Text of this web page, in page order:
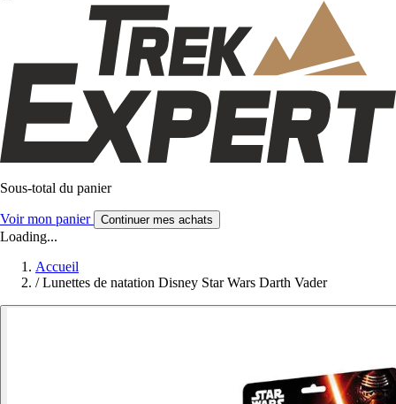
Sous-total du panier
Voir mon panier Continuer mes achats
Loading...
Accueil
/ Lunettes de natation Disney Star Wars Darth Vader